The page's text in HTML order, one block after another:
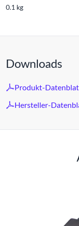
0.1 kg
Downloads
Produkt-
Hersteller-